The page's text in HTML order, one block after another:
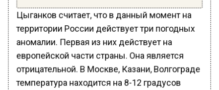
Цыганков считает, что в данный момент на
территории России действует три погодных
аномалии. Первая из них действует на
европейской части страны. Она является
отрицательной. В Москве, Казани, Волгограде
температура находится на 8-12 градусов